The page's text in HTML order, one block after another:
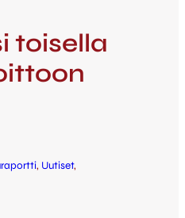
toisella
, Uutiset